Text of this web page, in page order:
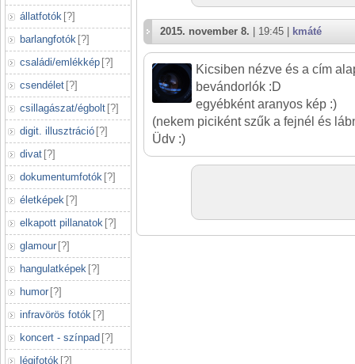
állatfotók [?]
barlangfotók [?]
családi/emlékkép [?]
csendélet [?]
csillagászat/égbolt [?]
digit. illusztráció [?]
divat [?]
dokumentumfotók [?]
életképek [?]
elkapott pillanatok [?]
glamour [?]
hangulatképek [?]
humor [?]
infravörös fotók [?]
koncert - színpad [?]
légifotók [?]
2015. november 8. | 19:45 | kmáté
Kicsiben nézve és a cím
bevándorlók :D
egyébként aranyos kép :)
(nekem piciként szűk a fejnél és
Üdv :)